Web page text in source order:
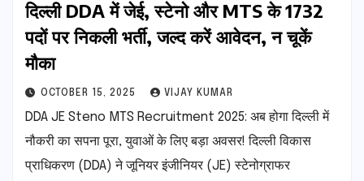
दिल्ली DDA में जेई, स्टेनो और MTS के 1732
पदों पर निकली भर्ती, जल्द करें आवेदन, न चूकें
मौका
OCTOBER 15, 2025 VIJAY KUMAR
DDA JE Steno MTS Recruitment 2025: अब होगा दिल्ली में
नौकरी का सपना पूरा, युवाओं के लिए बड़ा अवसर! दिल्ली विकास
प्राधिकरण (DDA) ने जूनियर इंजीनियर (JE) स्टेनोग्राफर